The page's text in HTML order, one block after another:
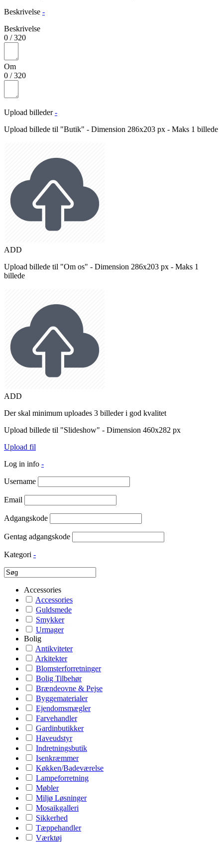
Beskrivelse -
Beskrivelse
0 /320
Om
0 /320
Upload billeder -
Upload billede til "Butik" - Dimension 286x203 px - Maks 1 billede
ADD
Upload billede til "Om os" - Dimension 286x203 px - Maks 1
billede
ADD
Der skal minimum uploades 3 billeder i god kvalitet
Upload billede til "Slideshow" - Dimension 460x282 px
Upload fil
Log in info -
Username
Email
Adgangskode
Gentag adgangskode
Kategori -
Accessories
Accessories
Guldsmede
Smykker
Urmager
Bolig
Antikviteter
Arkitekter
Blomsterforretninger
Bolig Tilbehør
Brændeovne & Pejse
Byggematerialer
Ejendomsmægler
Farvehandler
Gardinbutikker
Haveudstyr
Indretningsbutik
Isenkræmmer
Køkken/Badeværelse
Lampeforretning
Møbler
Miljø Løsninger
Mosaikgalleri
Sikkerhed
Tæppehandler
Værktøj